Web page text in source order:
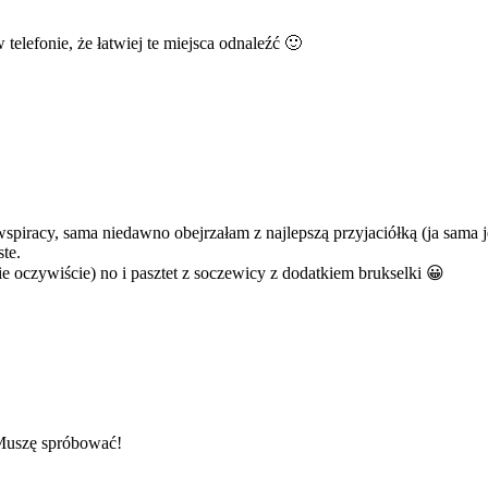
że łatwiej te miejsca odnaleźć 🙂
sama niedawno obejrzałam z najlepszą przyjaciółką (ja
oczywiście) no i pasztet z soczewicy z dodatkiem brukselki 😀
spróbować!